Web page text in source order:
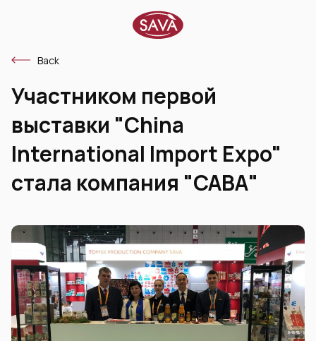
Back
Участником первой
выставки "China
International Import Expo"
стала компания "САВА"